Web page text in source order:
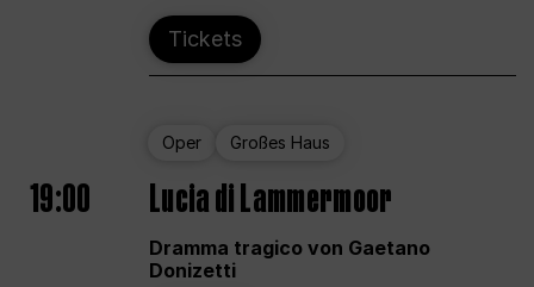
Tickets
Oper Großes Haus
19:00 Lucia di Lammermoor
Dramma tragico von Gaetano
Donizetti